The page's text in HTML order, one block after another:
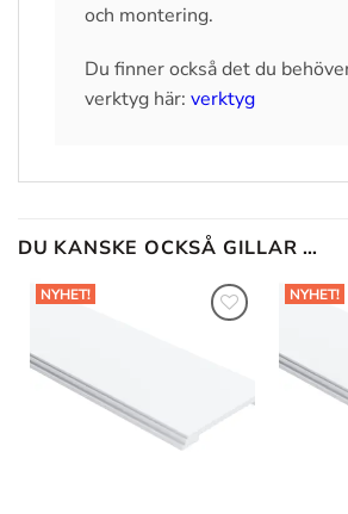
och montering.
Du finner också det du
verktyg här: verktyg
DU KANSKE OCKSÅ GILLAR …
NYHET! NYHET!